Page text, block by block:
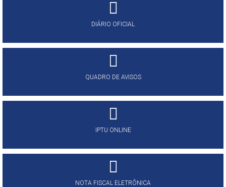
DIÁRIO OFICIAL
QUADRO DE AVISOS
IPTU ONLINE
NOTA FISCAL ELETRÔNICA